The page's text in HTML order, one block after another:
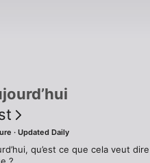
Updated Daily
qu’est ce que cela veut